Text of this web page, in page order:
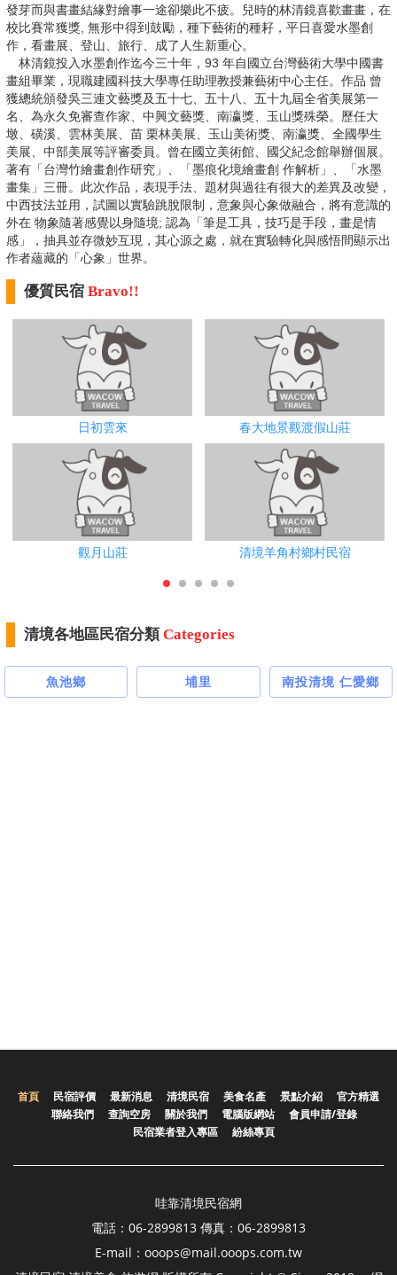
發芽而與書畫結緣對繪事一途卻樂此不疲。兒時的林清鏡喜歡畫畫，在
校比賽常獲獎, 無形中得到鼓勵，種下藝術的種耔，平日喜愛水墨創
作，看畫展、登山、旅行、成了人生新重心。
林清鏡投入水墨創作迄今三十年，93 年自國立台灣藝術大學中國書
畫組畢業，現職建國科技大學專任助理教授兼藝術中心主任。作品 曾
獲總統頒發吳三連文藝獎及五十七、五十八、五十九屆全省美展第一
名、為永久免審查作家、中興文藝獎、南瀛獎、玉山獎殊榮。歷任大
墩、磺溪、雲林美展、苗 栗林美展、玉山美術獎、南瀛獎、全國學生
美展、中部美展等評審委員。曾在國立美術館、國父紀念館舉辦個展。
著有「台灣竹繪畫創作研究」、「墨痕化境繪畫創 作解析」、「水墨
畫集」三冊。此次作品，表現手法、題材與過往有很大的差異及改變，
中西技法並用，試圖以實驗跳脫限制，意象與心象做融合，將有意識的
外在 物象隨著感覺以身隨境; 認為「筆是工具，技巧是手段，畫是情
感」，抽具並存微妙互現，其心源之處，就在實驗轉化與感悟間顯示出
作者蘊藏的「心象」世界。
優質民宿 Bravo!!
日初雲來 春大地景觀渡假山莊
觀月山莊 清境羊角村鄉村民宿
清境各地區民宿分類Categories
魚池鄉 埔里 南投清境 仁愛鄉
首頁 民宿評價 最新消息 清境民宿 美食名產 景點介紹
官方精選
聯絡我們
查詢空房 關於我們 電腦版網站
會員申請/登錄
民宿業者登入專區
紛絲專頁
哇靠清境民宿網
電話：06-2899813 傳真：06-2899813
E-mail：ooops@mail.ooops.com.tw